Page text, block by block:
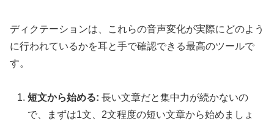
ディクテーションは、これらの音声変化が実際にどのよう
に行われているかを耳と手で確認できる最高のツールで
す。
短文から始める: 長い文章だと集中力が続かないの
で、まずは1文、2文程度の短い文章から始めましょ